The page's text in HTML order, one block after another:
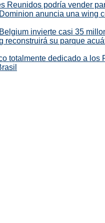
Reunidos podría vender
anuncia una wing
invierte casi 35
reconstruirá su parque
totalmente dedicado a los